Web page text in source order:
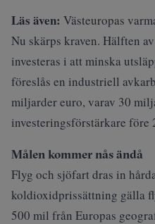
Läs även: Västeuropas
Nu skärps kraven. Hälften
investeras i att minska
föreslås en industriell
miljarder euro, varav 30
investeringsförstärkare före
Målen kommer nås ändå
Flyg och sjöfart dras in
koldioxidprissättning gälla
500 mil från Europas